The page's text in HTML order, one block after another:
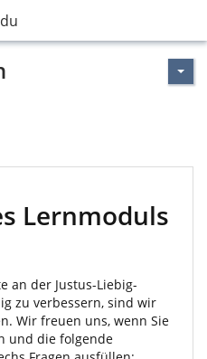
Lernmoduls
an der Justus-Liebig-
zu verbessern, sind wir
Wir freuen uns, wenn Sie
und die folgende